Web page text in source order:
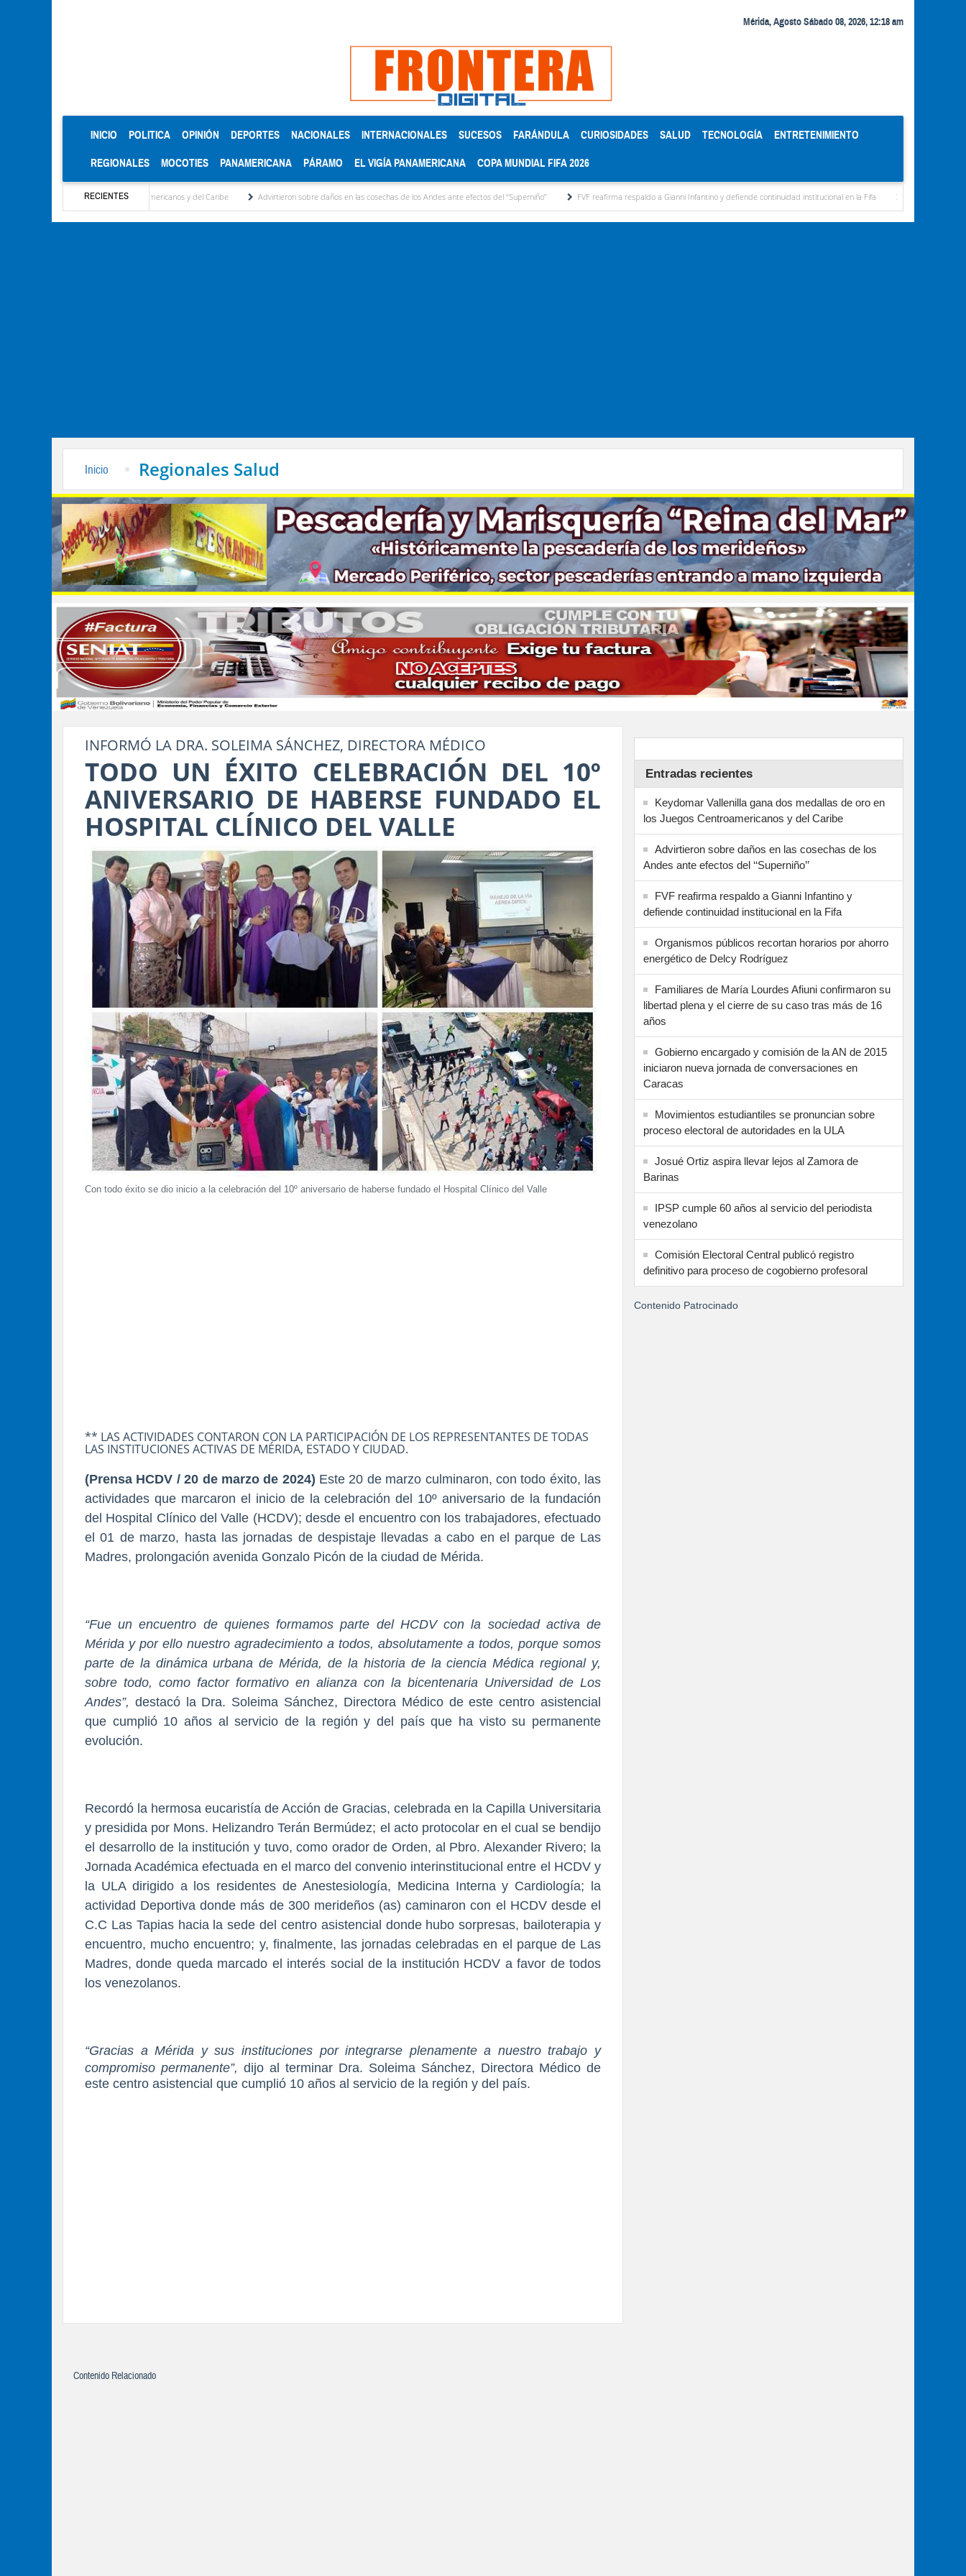
Mérida, Agosto Sábado 08, 2026, 12:18 am
INICIO (CURRENT)
POLITICA OPINIÓN DEPORTES NACIONALES INTERNACIONALES SUCESOS FARÁNDULA CURIOSIDADES SALUD TECNOLOGÍA ENTRETENIMIENTO
REGIONALES MOCOTIES PANAMERICANA PÁRAMO EL VIGÍA PANAMERICANA COPA MUNDIAL FIFA 2026
RECIENTES
en los Juegos Centroamericanos y del Caribe Advirtieron sobre daños en las cosechas de los Andes ante efectos del ‘‘Superniño’’ FVF reafirma respaldo a Gianni Infantino y defiende continuidad institucional en la Fifa Organismos públicos recortan
Inicio Regionales Salud
INFORMÓ LA DRA. SOLEIMA SÁNCHEZ, DIRECTORA MÉDICO
TODO UN ÉXITO CELEBRACIÓN DEL 10º
ANIVERSARIO DE HABERSE FUNDADO EL
HOSPITAL CLÍNICO DEL VALLE
Con todo éxito se dio inicio a la celebración del 10º aniversario de haberse fundado el Hospital Clínico del Valle
** LAS ACTIVIDADES CONTARON CON LA PARTICIPACIÓN DE LOS REPRESENTANTES DE TODAS
LAS INSTITUCIONES ACTIVAS DE MÉRIDA, ESTADO Y CIUDAD.
(Prensa HCDV / 20 de marzo de 2024) Este 20 de marzo culminaron, con todo éxito, las
actividades que marcaron el inicio de la celebración del 10º aniversario de la fundación
del Hospital Clínico del Valle (HCDV); desde el encuentro con los trabajadores, efectuado
el 01 de marzo, hasta las jornadas de despistaje llevadas a cabo en el parque de Las
Madres, prolongación avenida Gonzalo Picón de la ciudad de Mérida.
“Fue un encuentro de quienes formamos parte del HCDV con la sociedad activa de
Mérida y por ello nuestro agradecimiento a todos, absolutamente a todos, porque somos
parte de la dinámica urbana de Mérida, de la historia de la ciencia Médica regional y,
sobre todo, como factor formativo en alianza con la bicentenaria Universidad de Los
Andes”, destacó la Dra. Soleima Sánchez, Directora Médico de este centro asistencial
que cumplió 10 años al servicio de la región y del país que ha visto su permanente
evolución.
Recordó la hermosa eucaristía de Acción de Gracias, celebrada en la Capilla Universitaria
y presidida por Mons. Helizandro Terán Bermúdez; el acto protocolar en el cual se bendijo
el desarrollo de la institución y tuvo, como orador de Orden, al Pbro. Alexander Rivero; la
Jornada Académica efectuada en el marco del convenio interinstitucional entre el HCDV y
la ULA dirigido a los residentes de Anestesiología, Medicina Interna y Cardiología; la
actividad Deportiva donde más de 300 merideños (as) caminaron con el HCDV desde el
C.C Las Tapias hacia la sede del centro asistencial donde hubo sorpresas, bailoterapia y
encuentro, mucho encuentro; y, finalmente, las jornadas celebradas en el parque de Las
Madres, donde queda marcado el interés social de la institución HCDV a favor de todos
los venezolanos.
“Gracias a Mérida y sus instituciones por integrarse plenamente a nuestro trabajo y
compromiso permanente”, dijo al terminar Dra. Soleima Sánchez, Directora Médico de
este centro asistencial que cumplió 10 años al servicio de la región y del país.
Entradas recientes
Keydomar Vallenilla gana dos medallas de oro en
los Juegos Centroamericanos y del Caribe
Advirtieron sobre daños en las cosechas de los
Andes ante efectos del ‘‘Superniño’’
FVF reafirma respaldo a Gianni Infantino y
defiende continuidad institucional en la Fifa
Organismos públicos recortan horarios por ahorro
energético de Delcy Rodríguez
Familiares de María Lourdes Afiuni confirmaron su
libertad plena y el cierre de su caso tras más de 16
años
Gobierno encargado y comisión de la AN de 2015
iniciaron nueva jornada de conversaciones en
Caracas
Movimientos estudiantiles se pronuncian sobre
proceso electoral de autoridades en la ULA
Josué Ortiz aspira llevar lejos al Zamora de
Barinas
IPSP cumple 60 años al servicio del periodista
venezolano
Comisión Electoral Central publicó registro
definitivo para proceso de cogobierno profesoral
Contenido Patrocinado
Contenido Relacionado